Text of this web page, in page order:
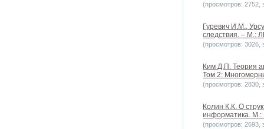
(просмотров: 2752,
Гуревич И.М.,
следствия. – М.:
(просмотров: 3026,
Ким Д.П. Теория
Том 2:
(просмотров: 2830,
Колин К.К. О
информатика.
(просмотров: 2693,